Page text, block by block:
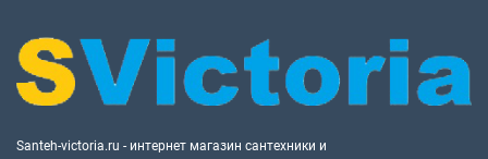
Santeh-victoria.ru - интернет магазин сантехники и